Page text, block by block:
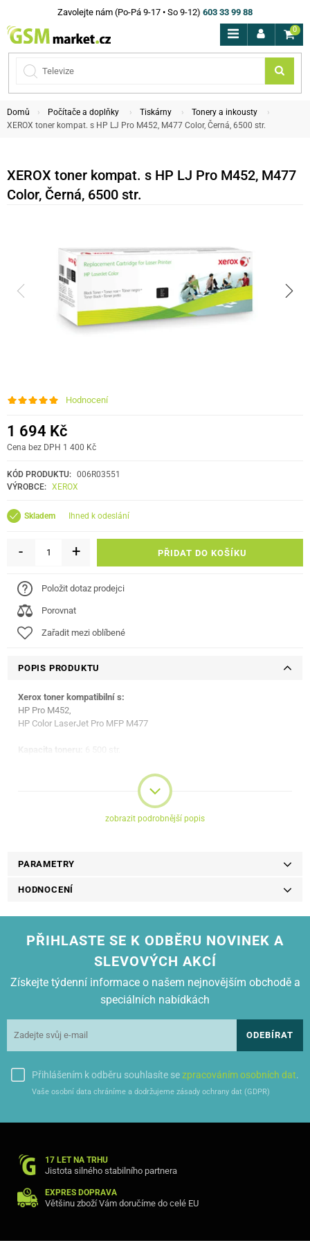
Zavolejte nám (Po-Pá 9-17 • So 9-12) 603 33 99 88
0
Domů Počítače a doplňky Tiskárny
Tonery a inkousty
XEROX toner kompat. s HP LJ Pro M452, M477 Color, Černá, 6500 str.
XEROX toner kompat. s HP LJ Pro M452, M477
Color, Černá, 6500 str.
Hodnocení
1 694 Kč
Cena bez DPH 1 400 Kč
KÓD PRODUKTU: 006R03551
VÝROBCE: XEROX
Skladem ihned k odeslání
- + PŘIDAT DO KOŠÍKU
Položit dotaz prodejci
Porovnat
Zařadit mezi oblíbené
POPIS PRODUKTU
Xerox toner kompatibilní s:
HP Pro M452,
HP Color LaserJet Pro MFP M477
zobrazit podrobnější popis
PARAMETRY
HODNOCENÍ
PŘIHLASTE SE K ODBĚRU NOVINEK A
SLEVOVÝCH AKCÍ
Získejte týdenní informace o našem nejnovějším obchodě a
speciálních nabídkách
ODEBÍRAT
Přihlášením k odběru souhlasíte sezpracováním osobních dat.
Vaše osobní data chráníme a dodržujeme zásady ochrany dat (GDPR)
17 LET NA TRHU
Jistota silného stabilního partnera
EXPRES DOPRAVA
Většinu zboží Vám doručíme do celé EU